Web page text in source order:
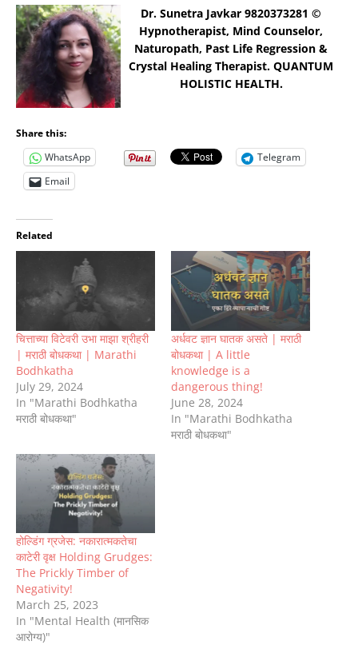
Dr. Sunetra Javkar 9820373281 ©
Hypnotherapist, Mind Counselor,
Naturopath, Past Life Regression &
Crystal Healing Therapist. QUANTUM
HOLISTIC HEALTH.
Share this:
WhatsApp
Telegram
Email
Related
चित्ताच्या विटेवरी उभा माझा श्रीहरी
| मराठी बोधकथा | Marathi
Bodhkatha
July 29, 2024
In "Marathi Bodhkatha
मराठी बोधकथा"
अर्धवट ज्ञान घातक असते | मराठी
बोधकथा | A little
knowledge is a
dangerous thing!
June 28, 2024
In "Marathi Bodhkatha
मराठी बोधकथा"
होल्डिंग ग्रजेस: नकारात्मकतेचा
काटेरी वृक्ष Holding Grudges:
The Prickly Timber of
Negativity!
March 25, 2023
In "Mental Health (मानसिक
आरोग्य)"